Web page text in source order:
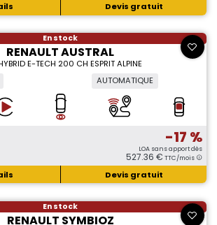
Devis gratuit
En stock
RENAULT AUSTRAL
E-TECH 200 CH ESPRIT ALPINE
AUTOMATIQUE
-17 %
LOA sans apport dès
527.36 € TTC/mois
Devis gratuit
En stock
RENAULT SYMBIOZ